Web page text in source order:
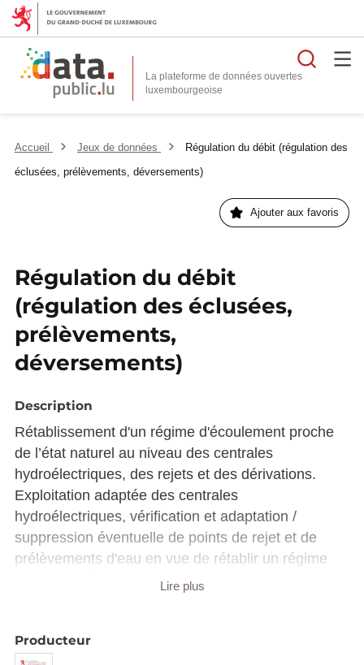
La plateforme de données ouvertes
Accueil Jeux de données
Régulation du débit (régulation des
éclusées, prélèvements, déversements)
Ajouter aux favoris
Régulation du débit
(régulation des éclusées,
prélèvements,
déversements)
Description
Rétablissement d'un régime d'écoulement proche
de l’état naturel au niveau des centrales
hydroélectriques, des rejets et des dérivations.
Exploitation adaptée des centrales
hydroélectriques, vérification et adaptation /
suppression éventuelle de points de rejet et de
prélèvements d'eau en vue de rétablir un régime
proche de l’état naturel. Etudes ponctuelles portant
Lire plus
Producteur